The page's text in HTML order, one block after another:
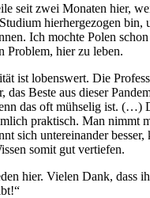
seit zwei Monaten hier,
hierhergezogen bin,
Ich mochte Polen
Problem, hier zu leben.
ist lobenswert. Die
das Beste aus dieser
das oft mühselig ist. (…)
praktisch. Man nimmt
sich untereinander besser,
somit gut vertiefen.
hier. Vielen Dank, dass